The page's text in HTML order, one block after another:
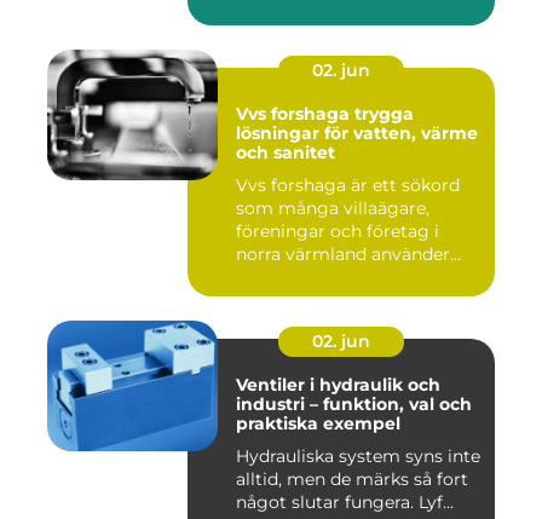
02. jun
Vvs forshaga trygga
lösningar för vatten, värme
och sanitet
Vvs forshaga är ett sökord
som många villaägare,
föreningar och företag i
norra värmland använder
02. jun
Ventiler i hydraulik och
industri – funktion, val och
praktiska exempel
Hydrauliska system syns inte
alltid, men de märks så fort
något slutar fungera. Lyf...